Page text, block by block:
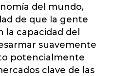
del mundo,
de que la gente
la capacidad del
suavemente
potencialmente
clave de las